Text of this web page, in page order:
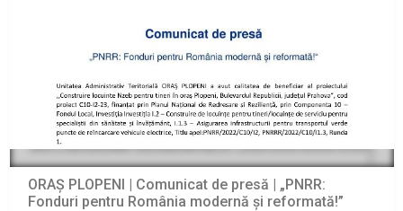
ORAŞ PLOPENI | Comunicat de presă | „PNRR:
Fonduri pentru România modernă și reformată!”